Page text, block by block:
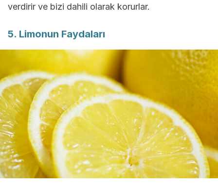
verdirir ve bizi dahili olarak korurlar.
5. Limonun Faydaları